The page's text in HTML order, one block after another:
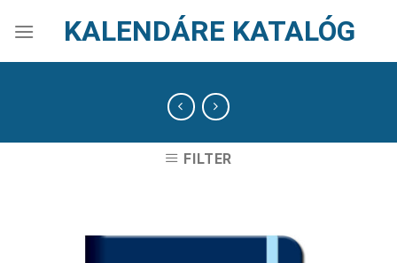
KALENDÁRE KATALÓG
FILTER